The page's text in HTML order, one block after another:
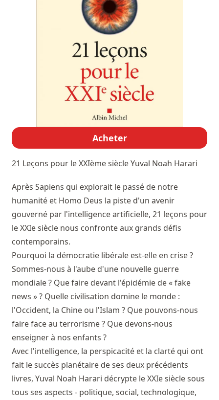
Acheter
21 Leçons pour le XXIème siècleYuval Noah Harari
Après Sapiens qui explorait le passé de notre
humanité et Homo Deus la piste d'un avenir
gouverné par l'intelligence artificielle, 21 leçons pour
le XXIe siècle nous confronte aux grands défis
contemporains.
Pourquoi la démocratie libérale est-elle en crise ?
Sommes-nous à l'aube d'une nouvelle guerre
mondiale ? Que faire devant l'épidémie de « fake
news » ? Quelle civilisation domine le monde :
l'Occident, la Chine ou l'Islam ? Que pouvons-nous
faire face au terrorisme ? Que devons-nous
enseigner à nos enfants ?
Avec l'intelligence, la perspicacité et la clarté qui ont
fait le succès planétaire de ses deux précédents
livres, Yuval Noah Harari décrypte le XXIe siècle sous
tous ses aspects - politique, social, technologique,